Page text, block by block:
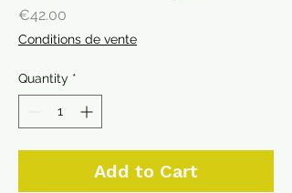
€42.00
Conditions de vente
Quantity *
Add to Cart